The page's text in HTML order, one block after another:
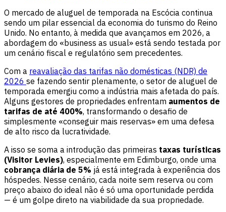
O mercado de aluguel de temporada na Escócia continua
sendo um pilar essencial da economia do turismo do Reino
Unido. No entanto, à medida que avançamos em 2026, a
abordagem do «business as usual» está sendo testada por
um cenário fiscal e regulatório sem precedentes.
Com a reavaliação das tarifas não domésticas (NDR) de
2026 se fazendo sentir plenamente, o setor de aluguel de
temporada emergiu como a indústria mais afetada do país.
Alguns gestores de propriedades enfrentam aumentos de
tarifas de até 400%, transformando o desafio de
simplesmente «conseguir mais reservas» em uma defesa
de alto risco da lucratividade.
A isso se soma a introdução das primeiras taxas turísticas
(Visitor Levies), especialmente em Edimburgo, onde uma
cobrança diária de 5% já está integrada à experiência dos
hóspedes. Nesse cenário, cada noite sem reserva ou com
preço abaixo do ideal não é só uma oportunidade perdida
— é um golpe direto na viabilidade da sua propriedade.